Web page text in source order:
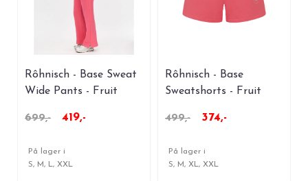
Rôhnisch - Base Sweat
Wide Pants - Fruit
699,-
419,-
På lager i
S, M, L, XXL
Rôhnisch - Base
Sweatshorts - Fruit
499,-
374,-
På lager i
S, M, XL, XXL